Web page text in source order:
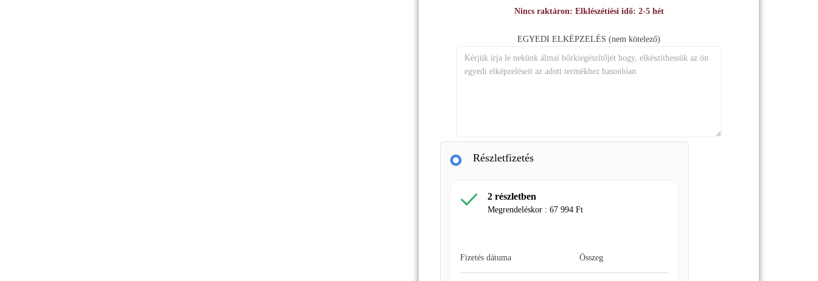
Nincs raktáron: Elklészétíési idő: 2-5 hét
EGYEDI ELKÉPZELÉS (nem kötelező)
Részletfizetés
2 részletben
Megrendeléskor :67 994Ft
Fizetés dátuma Összeg